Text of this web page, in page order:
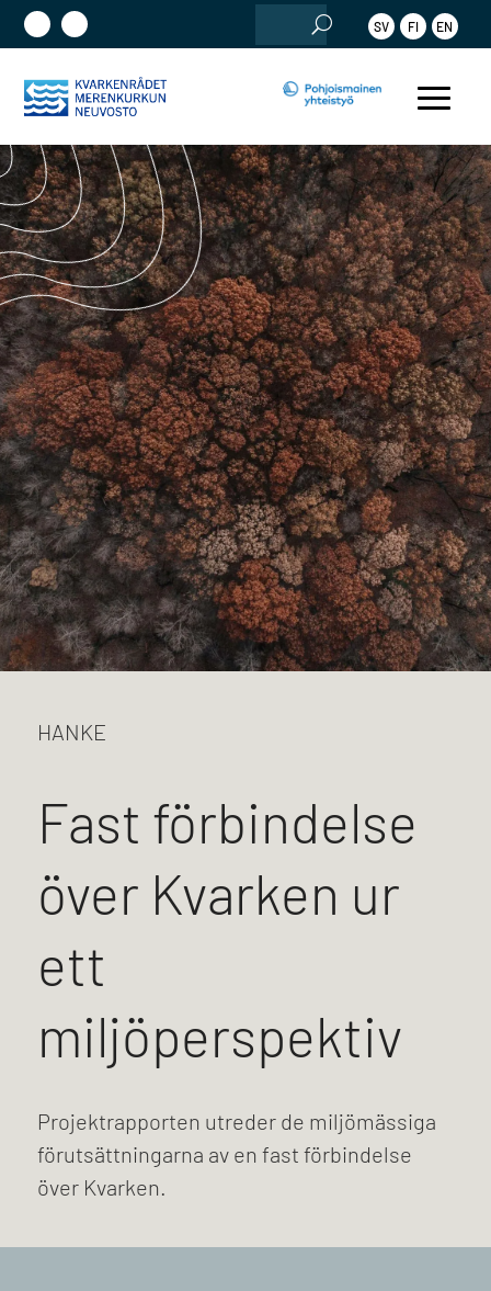
SV FI EN
HANKE
Fast förbindelse
över Kvarken ur
ett
miljöperspektiv
Projektrapporten utreder de miljömässiga
förutsättningarna av en fast förbindelse
över Kvarken.